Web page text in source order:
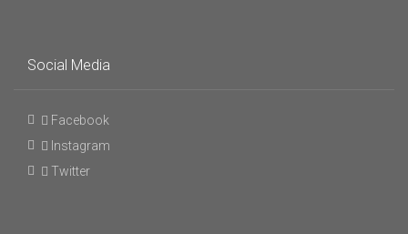
Social Media
Facebook
Instagram
Twitter